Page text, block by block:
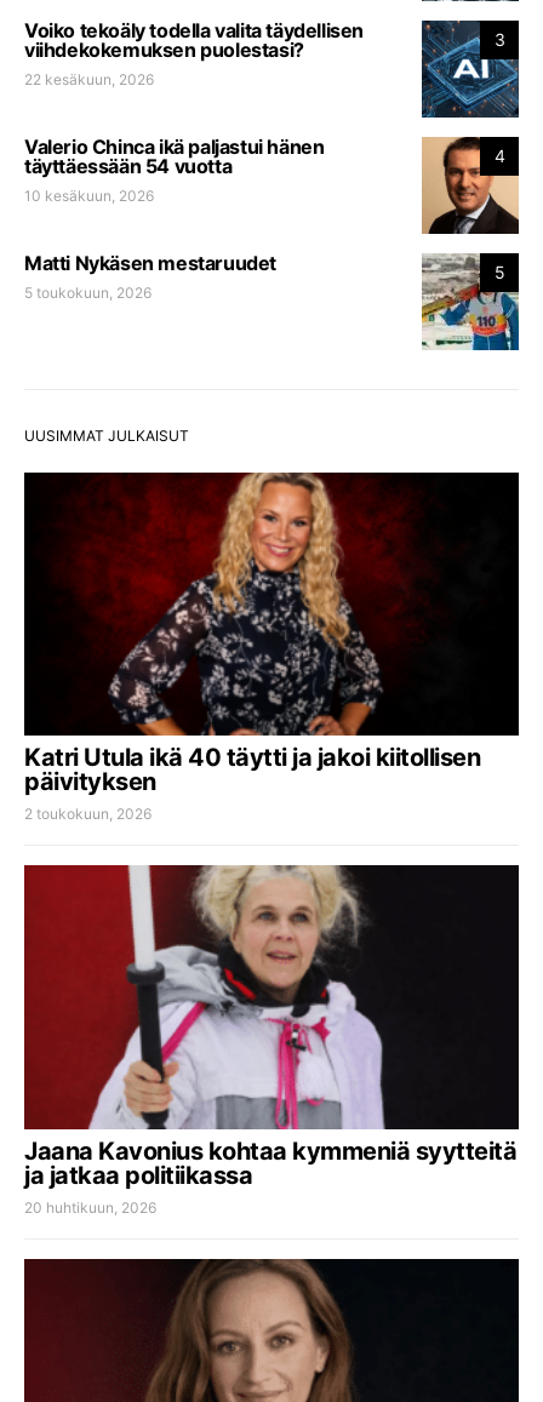
3
Voiko tekoäly todella valita täydellisen
viihdekokemuksen puolestasi?
22 kesäkuun, 2026
4
Valerio Chinca ikä paljastui hänen
täyttäessään 54 vuotta
10 kesäkuun, 2026
5
Matti Nykäsen mestaruudet
5 toukokuun, 2026
UUSIMMAT JULKAISUT
Katri Utula ikä 40 täytti ja jakoi kiitollisen
päivityksen
2 toukokuun, 2026
Jaana Kavonius kohtaa kymmeniä syytteitä
ja jatkaa politiikassa
20 huhtikuun, 2026